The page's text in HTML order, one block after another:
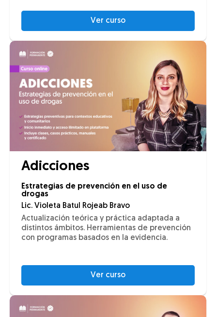
Ver curso
Adicciones
Estrategias de prevención en el uso de
drogas
Lic. Violeta Batul Rojeab Bravo
Actualización teórica y práctica adaptada a
distintos ámbitos. Herramientas de prevención
con programas basados en la evidencia.
Ver curso